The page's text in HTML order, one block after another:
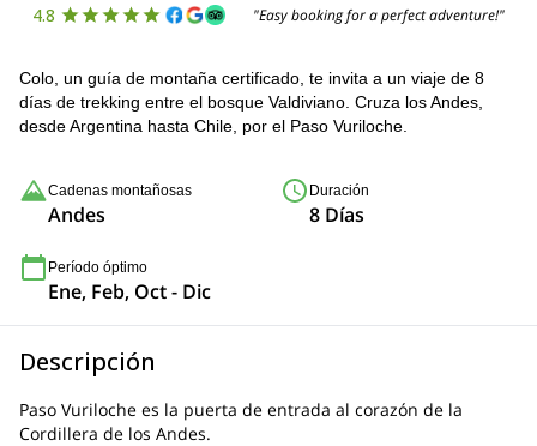
4.8 "Easy booking for a perfect adventure!"
Colo, un guía de montaña certificado, te invita a un viaje de 8
días de trekking entre el bosque Valdiviano. Cruza los Andes,
desde Argentina hasta Chile, por el Paso Vuriloche.
Cadenas montañosas
Andes
Duración
8 Días
Período óptimo
Ene, Feb, Oct - Dic
Descripción
Paso Vuriloche es la puerta de entrada al corazón de la
Cordillera de los Andes.